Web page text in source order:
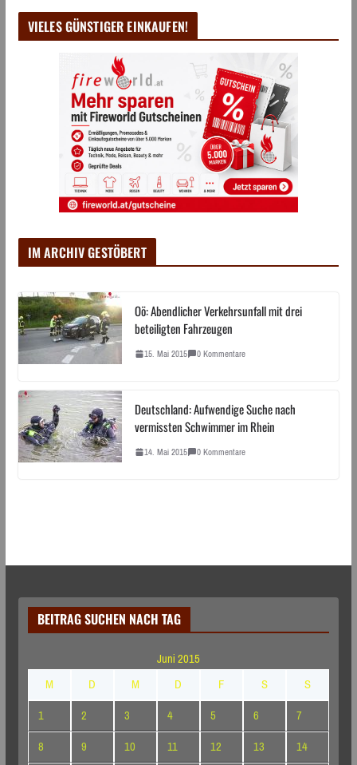
VIELES GÜNSTIGER EINKAUFEN!
IM ARCHIV GESTÖBERT
Oö: Abendlicher Verkehrsunfall mit drei
beteiligten Fahrzeugen
15. Mai 2015 0 Kommentare
Deutschland: Aufwendige Suche nach
vermissten Schwimmer im Rhein
14. Mai 2015 0 Kommentare
BEITRAG SUCHEN NACH TAG
Juni 2015
M
D M D F S
S
1
2 3 4 5 6
7
8
9 10 11 12 13
14